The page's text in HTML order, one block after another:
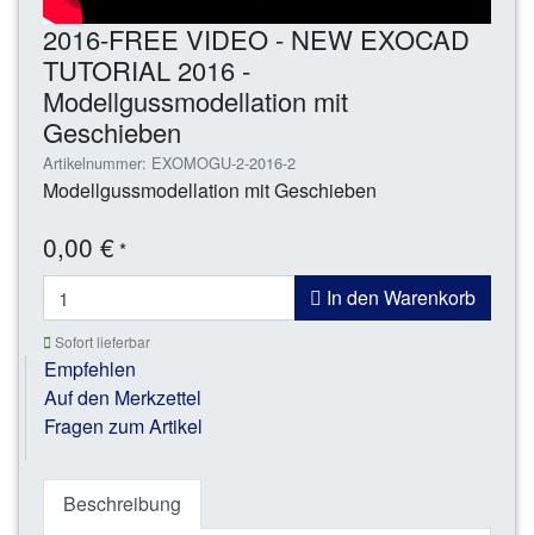
2016-FREE VIDEO - NEW EXOCAD
TUTORIAL 2016 -
Modellgussmodellation mit
Geschieben
Artikelnummer: EXOMOGU-2-2016-2
Modellgussmodellation mit Geschieben
0,00 €*
In den Warenkorb
Sofort lieferbar
Empfehlen
Auf den Merkzettel
Fragen zum Artikel
Beschreibung